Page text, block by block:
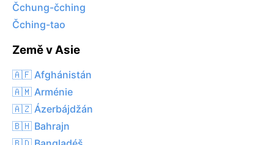
Čchung-čching
Čching-tao
Země v Asie
🇦🇫 Afghánistán
🇦🇲 Arménie
🇦🇿 Ázerbájdžán
🇧🇭 Bahrajn